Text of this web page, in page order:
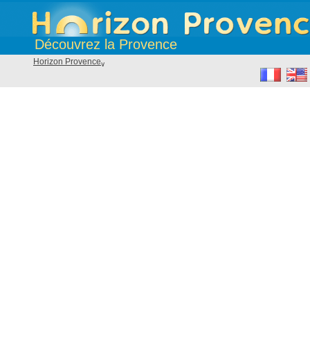
Découvrez la Provence
Horizon Provence